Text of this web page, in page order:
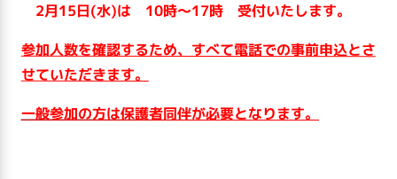
2月15日(水)は 10時～17時 受付いたします。
参加人数を確認するため、すべて電話での事前申込とさ
せていただきます。
一般参加の方は保護者同伴が必要となります。